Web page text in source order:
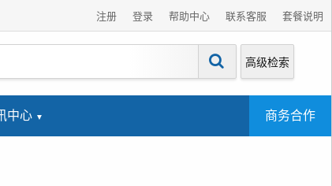
注册 登录 帮助中心 联系客服 套餐说明
高级检索
中心 商务合作